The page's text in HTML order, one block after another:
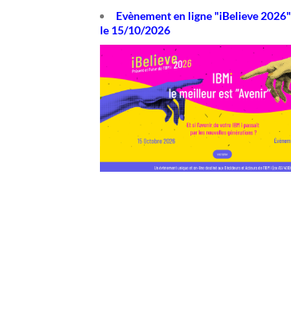
Evènement en ligne "iBelieve 2026"
le 15/10/2026